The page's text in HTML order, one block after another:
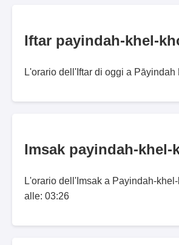
Iftar payindah-khel-
L'orario dell'Iftar di oggi a Pāyindah
Imsak payindah-khel-
L'orario dell'Imsak a Payindah-
alle: 03:26